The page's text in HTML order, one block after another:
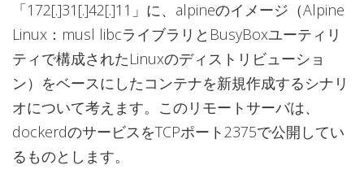
「172[.]31[.]42[.]11」に、alpineのイメージ（Alpine
Linux：musl libcライブラリとBusyBoxユーティリ
ティで構成されたLinuxのディストリビューショ
ン）をベースにしたコンテナを新規作成するシナリ
オについて考えます。このリモートサーバは、
dockerdのサービスをTCPポート2375で公開してい
るものとします。